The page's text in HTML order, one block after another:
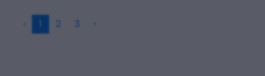
1 2 3 ›